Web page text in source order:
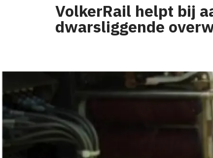
VolkerRail helpt bij
dwarsliggende